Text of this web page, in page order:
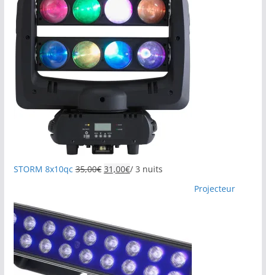
STORM 8x10qc 35,00€ 31,00€/ 3 nuits
Projecteur